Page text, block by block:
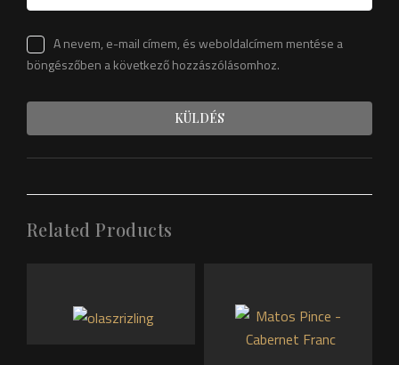
A nevem, e-mail címem, és weboldalcímem mentése a
böngészőben a következő hozzászólásomhoz.
Related Products